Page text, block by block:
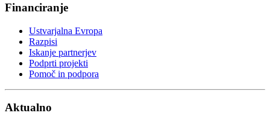
Financiranje
Ustvarjalna Evropa
Razpisi
Iskanje partnerjev
Podprti projekti
Pomoč in podpora
Aktualno